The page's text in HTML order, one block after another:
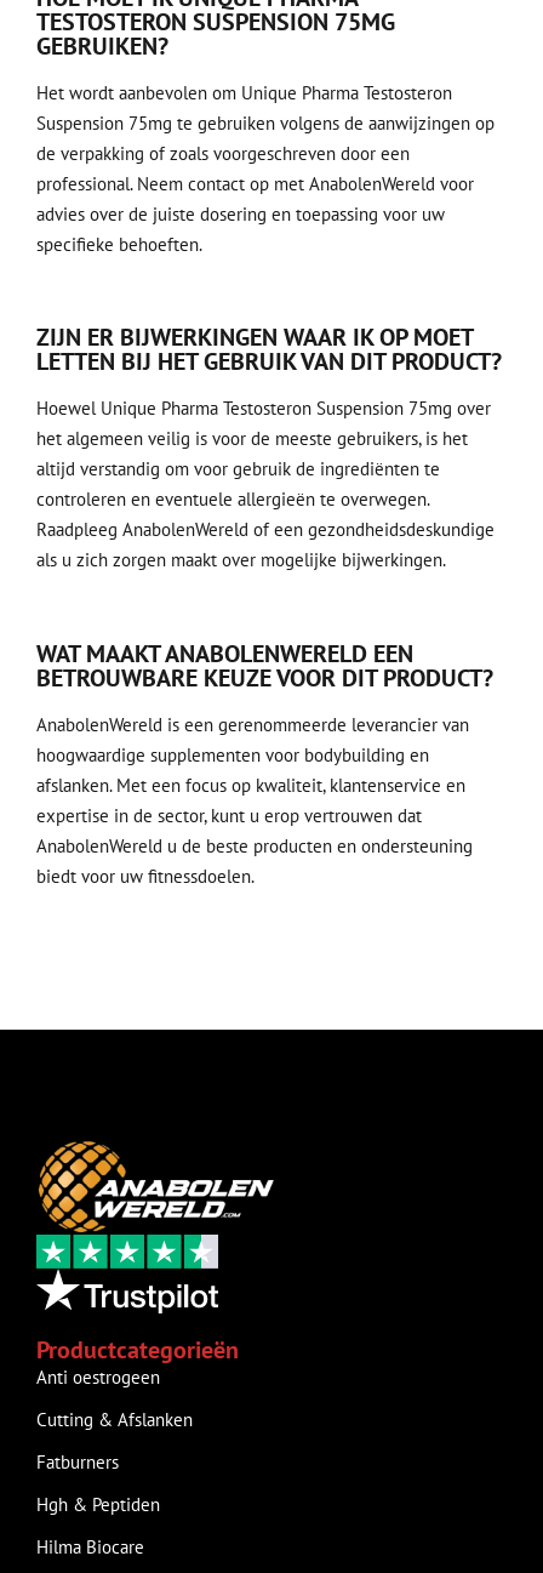
TESTOSTERON SUSPENSION 75MG
GEBRUIKEN?
Het wordt aanbevolen om Unique Pharma Testosteron
Suspension 75mg te gebruiken volgens de aanwijzingen op
de verpakking of zoals voorgeschreven door een
professional. Neem contact op met AnabolenWereld voor
advies over de juiste dosering en toepassing voor uw
specifieke behoeften.
ZIJN ER BIJWERKINGEN WAAR IK OP MOET
LETTEN BIJ HET GEBRUIK VAN DIT PRODUCT?
Hoewel Unique Pharma Testosteron Suspension 75mg over
het algemeen veilig is voor de meeste gebruikers, is het
altijd verstandig om voor gebruik de ingrediënten te
controleren en eventuele allergieën te overwegen.
Raadpleeg AnabolenWereld of een gezondheidsdeskundige
als u zich zorgen maakt over mogelijke bijwerkingen.
WAT MAAKT ANABOLENWERELD EEN
BETROUWBARE KEUZE VOOR DIT PRODUCT?
AnabolenWereld is een gerenommeerde leverancier van
hoogwaardige supplementen voor bodybuilding en
afslanken. Met een focus op kwaliteit, klantenservice en
expertise in de sector, kunt u erop vertrouwen dat
AnabolenWereld u de beste producten en ondersteuning
biedt voor uw fitnessdoelen.
Productcategorieën
Anti oestrogeen
Cutting & Afslanken
Fatburners
Hgh & Peptiden
Hilma Biocare